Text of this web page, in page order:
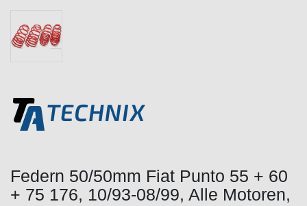
Federn 50/50mm Fiat Punto 55 + 60
+ 75 176, 10/93-08/99, Alle Motoren,